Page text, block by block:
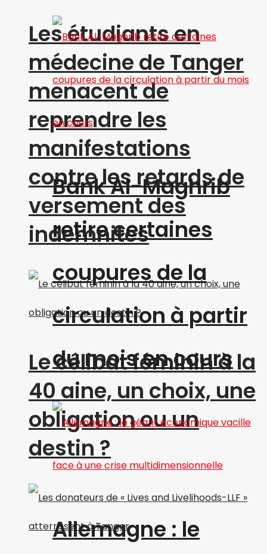
Les étudiants en
médecine de Tanger
menacent de
reprendre les
manifestations
contre les retards de
versement des
indemnités
Le célibat féminin à la
40 aine, un choix, une
obligation ou un
destin ?
Bank Al-Maghrib
retire certaines
coupures de la
circulation à partir
du mois en cours
Allemagne : le